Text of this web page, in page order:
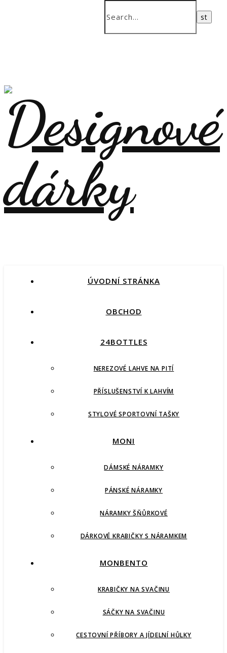
ÚVODNÍ STRÁNKA
OBCHOD
24BOTTLES
NEREZOVÉ LAHVE NA PITÍ
PŘÍSLUŠENSTVÍ K LAHVÍM
STYLOVÉ SPORTOVNÍ TAŠKY
MONI
DÁMSKÉ NÁRAMKY
PÁNSKÉ NÁRAMKY
NÁRAMKY ŠŇŮRKOVÉ
DÁRKOVÉ KRABIČKY S NÁRAMKEM
MONBENTO
KRABIČKY NA SVAČINU
SÁČKY NA SVAČINU
CESTOVNÍ PŘÍBORY A JÍDELNÍ HŮLKY